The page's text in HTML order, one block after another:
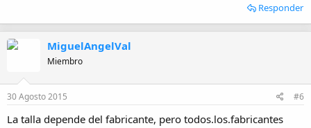
Responder
MiguelAngelVal
Miembro
30 Agosto 2015 #6
La talla depende del fabricante, pero todos.los.fabricantes